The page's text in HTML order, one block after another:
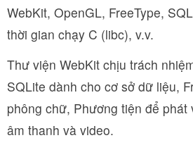
WebKit, OpenGL, FreeType,
thời gian chạy C (libc), v.v.
Thư viện WebKit chịu trách
SQLite dành cho cơ sở dữ liệu,
phông chữ, Phương tiện để phát
âm thanh và video.